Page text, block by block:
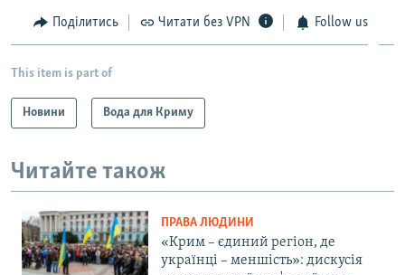
Поділитись Читати без VPN Follow us
This item is part of
Новини Вода для Криму
Читайте також
ПРАВА ЛЮДИНИ
«Крим – єдиний регіон, де
українці – меншість»: дискусія